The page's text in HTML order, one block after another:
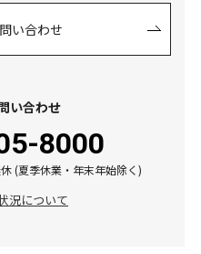
い合わせ
い合わせ
8000
(夏季休業・年末年始除く)
況について